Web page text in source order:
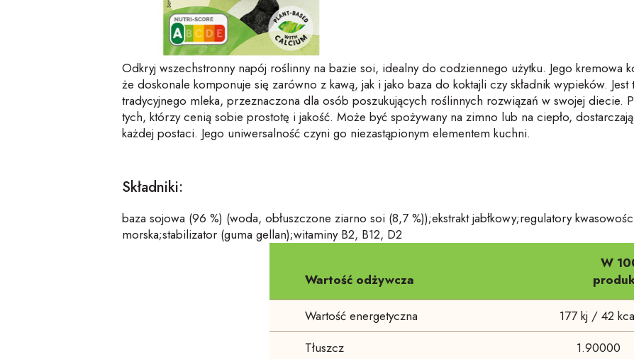
Odkryj wszechstronny napój roślinny na bazie soi, idealny do codziennego użytku. Jego kremowa
że doskonale komponuje się zarówno z kawą, jak i jako baza do koktajli czy składnik wypieków. Jest
tradycyjnego mleka, przeznaczona dla osób poszukujących roślinnych rozwiązań w swojej diecie.
tych, którzy cenią sobie prostotę i jakość. Może być spożywany na zimno lub na ciepło,
każdej postaci. Jego uniwersalność czyni go niezastąpionym elementem kuchni.
Składniki:
baza sojowa (96 %) (woda, obłuszczone ziarno soi (8,7 %));ekstrakt jabłkowy;regulatory
morska;stabilizator (guma gellan);witaminy B2, B12, D2
Wartość odżywcza
W
Wartość energetyczna
177 kj / 42
Tłuszcz
1.90000